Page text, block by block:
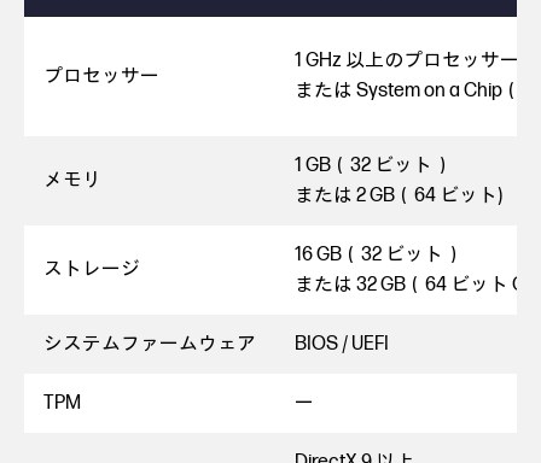
プロセッサー
1 GHz 以上のプロセッサー
または System on a Chip（
メモリ
1 GB（32 ビット）
または 2 GB（64 ビット)
ストレージ
16 GB（32 ビット）
または 32 GB（64 ビット
システムファームウェア BIOS / UEFI
TPM ー